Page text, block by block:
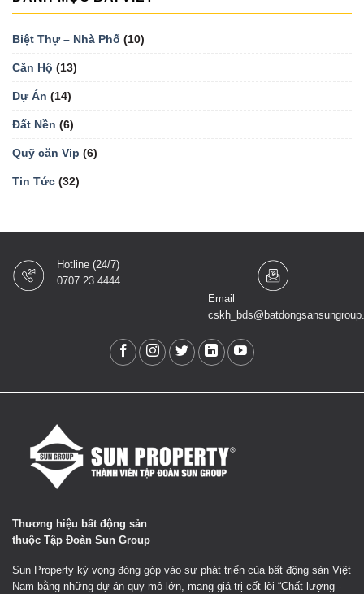
Biệt Thự – Nhà Phố (10)
Căn Hộ (13)
Dự Án (14)
Đất Nền (6)
Quỹ căn Vip (6)
Tin Tức (32)
Hotline (24/7)
0707.23.4444
Email
Thương hiệu bất động sản
thuộc Tập Đoàn Sun Group
Sun Property kỳ vọng đóng góp vào sự phát triển của bất động sản Việt
Nam bằng những dự án quy mô lớn, mang giá trị cốt lõi “Chất lượng -